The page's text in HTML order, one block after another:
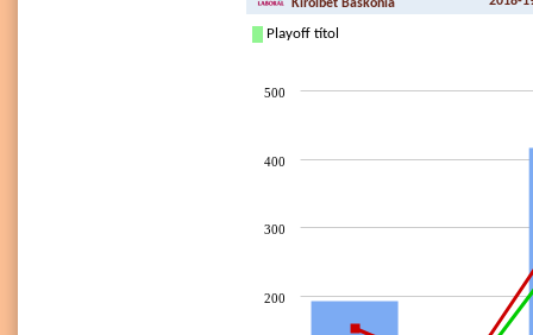
Kirolbet Baskonia
Playoff títol
200
300
400
500